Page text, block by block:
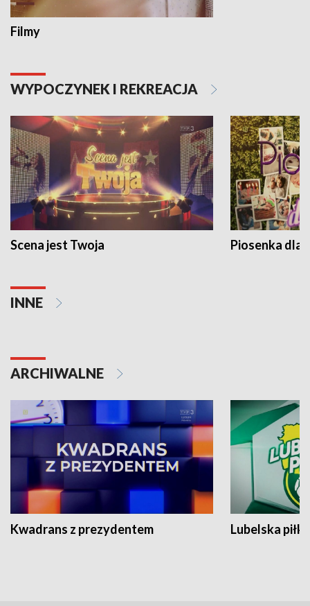
Filmy
WYPOCZYNEK I REKREACJA
Scena jest Twoja Piosenka dla
INNE
ARCHIWALNE
Kwadrans z prezydentem Lubelska piłka